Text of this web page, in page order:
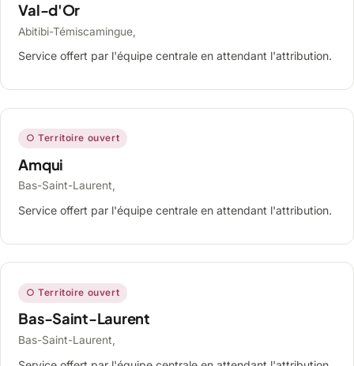
Val-d'Or
Abitibi-Témiscamingue,
Service offert par l'équipe centrale en attendant l'attribution.
○ Territoire ouvert
Amqui
Bas-Saint-Laurent,
Service offert par l'équipe centrale en attendant l'attribution.
○ Territoire ouvert
Bas-Saint-Laurent
Bas-Saint-Laurent,